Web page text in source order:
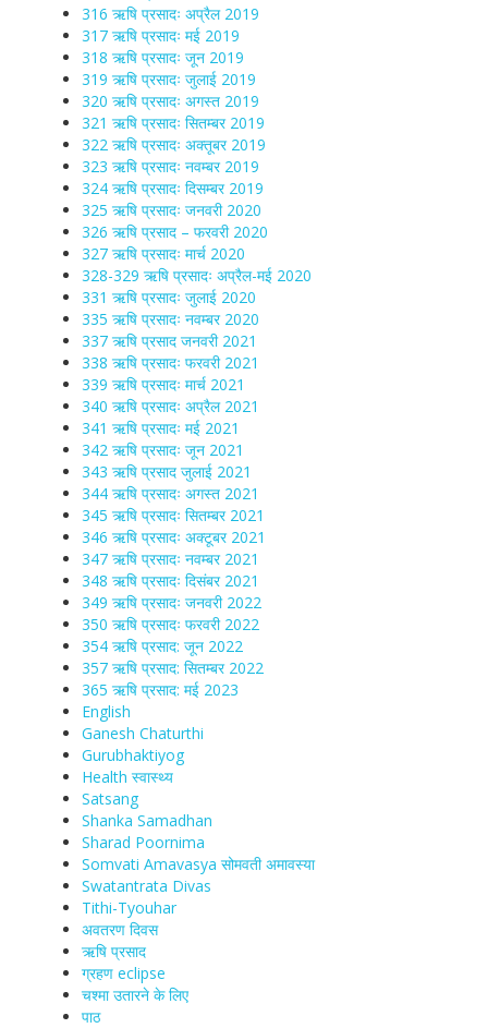
316 ऋषि प्रसादः अप्रैल 2019
317 ऋषि प्रसादः मई 2019
318 ऋषि प्रसादः जून 2019
319 ऋषि प्रसादः जुलाई 2019
320 ऋषि प्रसादः अगस्त 2019
321 ऋषि प्रसादः सितम्बर 2019
322 ऋषि प्रसादः अक्तूबर 2019
323 ऋषि प्रसादः नवम्बर 2019
324 ऋषि प्रसादः दिसम्बर 2019
325 ऋषि प्रसादः जनवरी 2020
326 ऋषि प्रसाद – फरवरी 2020
327 ऋषि प्रसादः मार्च 2020
328-329 ऋषि प्रसादः अप्रैल-मई 2020
331 ऋषि प्रसादः जुलाई 2020
335 ऋषि प्रसादः नवम्बर 2020
337 ऋषि प्रसाद जनवरी 2021
338 ऋषि प्रसादः फरवरी 2021
339 ऋषि प्रसादः मार्च 2021
340 ऋषि प्रसादः अप्रैल 2021
341 ऋषि प्रसादः मई 2021
342 ऋषि प्रसादः जून 2021
343 ऋषि प्रसाद जुलाई 2021
344 ऋषि प्रसादः अगस्त 2021
345 ऋषि प्रसादः सितम्बर 2021
346 ऋषि प्रसादः अक्टूबर 2021
347 ऋषि प्रसादः नवम्बर 2021
348 ऋषि प्रसादः दिसंबर 2021
349 ऋषि प्रसादः जनवरी 2022
350 ऋषि प्रसादः फरवरी 2022
354 ऋषि प्रसाद: जून 2022
357 ऋषि प्रसाद: सितम्बर 2022
365 ऋषि प्रसाद: मई 2023
English
Ganesh Chaturthi
Gurubhaktiyog
Health स्वास्‍थ्‍य
Satsang
Shanka Samadhan
Sharad Poornima
Somvati Amavasya सोमवती अमावस्या
Swatantrata Divas
Tithi-Tyouhar
अवतरण दिवस
ऋषि प्रसाद
ग्रहण eclipse
चश्मा‍ उतारने के लिए
पाठ